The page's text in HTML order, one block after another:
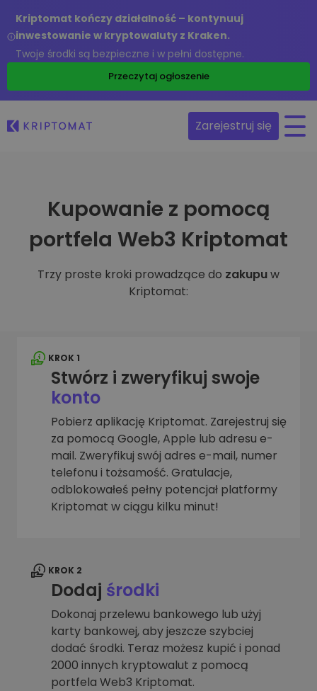
Kriptomat kończy działalność – kontynuuj
inwestowanie w kryptowaluty z Kraken.
Twoje środki są bezpieczne i w pełni dostępne.
Przeczytaj ogłoszenie
Zarejestruj się
Kupowanie z pomocą
portfela Web3 Kriptomat
Trzy proste kroki prowadzące do zakupuw
Kriptomat:
KROK 1
Stwórz i zweryfikuj swoje
konto
Pobierz aplikację Kriptomat. Zarejestruj się
za pomocą Google, Apple lub adresu e-
mail. Zweryfikuj swój adres e-mail, numer
telefonu i tożsamość. Gratulacje,
odblokowałeś pełny potencjał platformy
Kriptomat w ciągu kilku minut!
KROK 2
Dodaj środki
Dokonaj przelewu bankowego lub użyj
karty bankowej, aby jeszcze szybciej
dodać środki. Teraz możesz kupić i ponad
2000 innych kryptowalut z pomocą
portfela Web3 Kriptomat.